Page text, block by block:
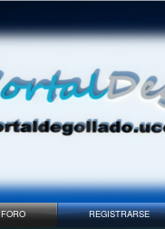
FORO REGISTRARSE